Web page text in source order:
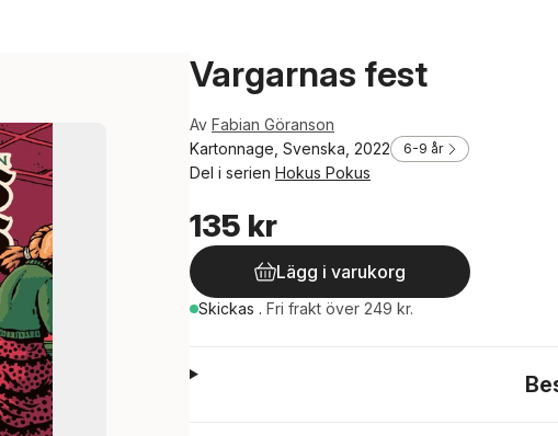
Vargarnas fest
Av Fabian Göranson
Kartonnage, Svenska, 2022
6-9 år
Del i serien Hokus Pokus
135 kr
Lägg i varukorg
Skickas . Fri frakt över 249 kr.